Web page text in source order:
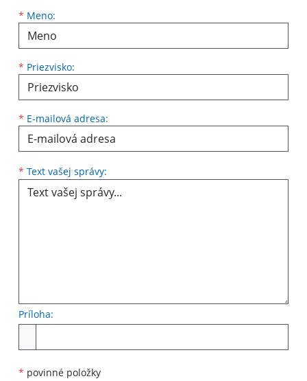
* Meno:
* Priezvisko:
* E-mailová adresa:
* Text vašej správy:
Príloha:
* povinné položky